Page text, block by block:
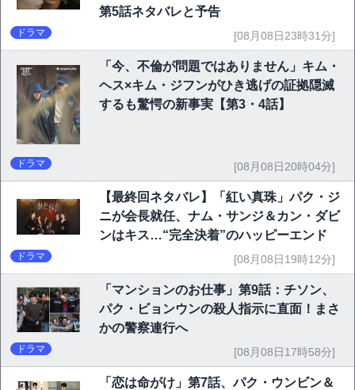
第5話ネタバレと予告
ドラマ [08月08日23時31分]
「今、不倫が問題ではありません」キム・
ヘス×キム・ジフンがひき逃げの証拠隠滅
するも驚愕の新事実【第3・4話】
ドラマ [08月08日20時04分]
【最終回ネタバレ】「紅い真珠」パク・ジ
ニが会長就任、ナム・サンジ＆カン・ダビ
ンはキス…“完全決着”のハッピーエンド
ドラマ [08月08日19時12分]
「マンションのお仕事」第9話：チソン、
パク・ビョンウンの殺人指示に直面！まさ
かの警察連行へ
ドラマ [08月08日17時58分]
「恋は命がけ」第7話、パク・ウンビン＆